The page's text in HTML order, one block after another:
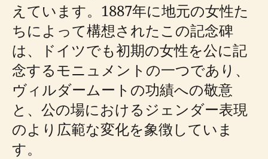
えています。1887年に地元の女性た
ちによって構想されたこの記念碑
は、ドイツでも初期の女性を公に記
念するモニュメントの一つであり、
ヴィルダームートの功績への敬意
と、公の場におけるジェンダー表現
のより広範な変化を象徴していま
す。